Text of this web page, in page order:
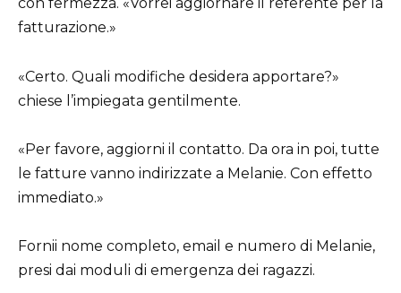
con fermezza. «Vorrei aggiornare il referente per la
fatturazione.»
«Certo. Quali modifiche desidera apportare?»
chiese l’impiegata gentilmente.
«Per favore, aggiorni il contatto. Da ora in poi, tutte
le fatture vanno indirizzate a Melanie. Con effetto
immediato.»
Fornii nome completo, email e numero di Melanie,
presi dai moduli di emergenza dei ragazzi.